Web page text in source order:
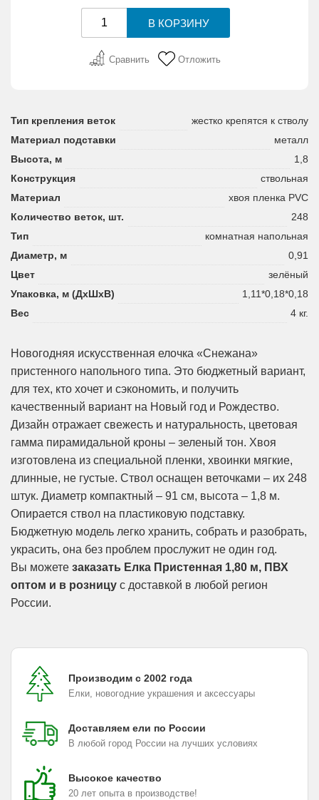
Сравнить Отложить
Тип крепления веток
жестко крепятся к стволу
Материал подставки
металл
Высота, м
1,8
Конструкция
ствольная
Материал
хвоя пленка PVC
Количество веток, шт.
248
Тип
комнатная напольная
Диаметр, м
0,91
Цвет
зелёный
Упаковка, м (ДхШхВ)
1,11*0,18*0,18
Вес
4 кг.
Новогодняя искусственная елочка «Снежана»
пристенного напольного типа. Это бюджетный вариант,
для тех, кто хочет и сэкономить, и получить
качественный вариант на Новый год и Рождество.
Дизайн отражает свежесть и натуральность, цветовая
гамма пирамидальной кроны – зеленый тон. Хвоя
изготовлена из специальной пленки, хвоинки мягкие,
длинные, не густые. Ствол оснащен веточками – их 248
штук. Диаметр компактный – 91 см, высота – 1,8 м.
Опирается ствол на пластиковую подставку.
Бюджетную модель легко хранить, собрать и разобрать,
украсить, она без проблем прослужит не один год.
Вы можете заказать Елка Пристенная 1,80 м, ПВХ
оптом и в розницу с доставкой в любой регион
России.
Производим с 2002 года
Елки, новогодние украшения и аксессуары
Доставляем ели по России
В любой город России на лучших условиях
Высокое качество
20 лет опыта в производстве!